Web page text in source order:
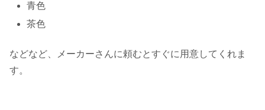
青色
茶色
などなど、メーカーさんに頼むとすぐに用意してくれま
す。